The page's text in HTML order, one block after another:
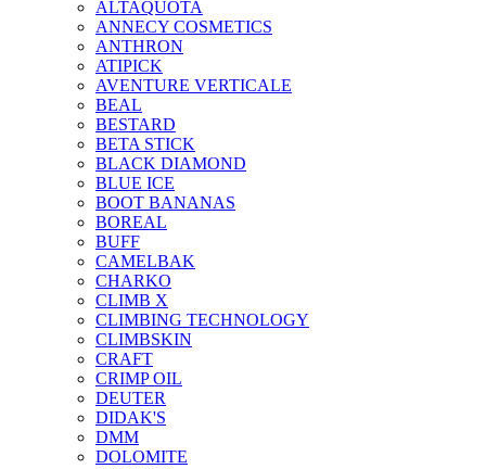
ALTAQUOTA
ANNECY COSMETICS
ANTHRON
ATIPICK
AVENTURE VERTICALE
BEAL
BESTARD
BETA STICK
BLACK DIAMOND
BLUE ICE
BOOT BANANAS
BOREAL
BUFF
CAMELBAK
CHARKO
CLIMB X
CLIMBING TECHNOLOGY
CLIMBSKIN
CRAFT
CRIMP OIL
DEUTER
DIDAK'S
DMM
DOLOMITE